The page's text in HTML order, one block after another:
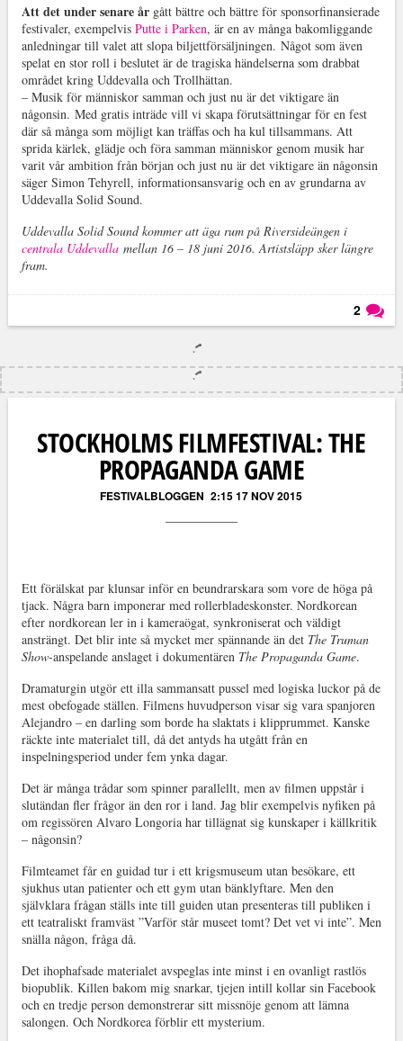
Att det under senare år gått bättre och bättre för sponsorfinansierade
festivaler, exempelvis Putte i Parken, är en av många bakomliggande
anledningar till valet att slopa biljettförsäljningen. Något som även
spelat en stor roll i beslutet är de tragiska händelserna som drabbat
området kring Uddevalla och Trollhättan.
– Musik för människor samman och just nu är det viktigare än
någonsin. Med gratis inträde vill vi skapa förutsättningar för en fest
där så många som möjligt kan träffas och ha kul tillsammans. Att
sprida kärlek, glädje och föra samman människor genom musik har
varit vår ambition från början och just nu är det viktigare än någonsin
säger Simon Tehyrell, informationsansvarig och en av grundarna av
Uddevalla Solid Sound.
Uddevalla Solid Sound kommer att äga rum på Riversideängen i
centrala Uddevallamellan 16 – 18 juni 2016. Artistsläpp sker längre
fram.
2
STOCKHOLMS FILMFESTIVAL: THE
PROPAGANDA GAME
FESTIVALBLOGGEN 2:15 17 NOV 2015
Ett förälskat par klunsar inför en beundrarskara som vore de höga på
tjack. Några barn imponerar med rollerbladeskonster. Nordkorean
efter nordkorean ler in i kameraögat, synkroniserat och väldigt
ansträngt. Det blir inte så mycket mer spännande än det The Truman
Show-anspelande anslaget i dokumentären The Propaganda Game.
Dramaturgin utgör ett illa sammansatt pussel med logiska luckor på de
mest obefogade ställen. Filmens huvudperson visar sig vara spanjoren
Alejandro – en darling som borde ha slaktats i klipprummet. Kanske
räckte inte materialet till, då det antyds ha utgått från en
inspelningsperiod under fem ynka dagar.
Det är många trådar som spinner parallellt, men av filmen uppstår i
slutändan fler frågor än den ror i land. Jag blir exempelvis nyfiken på
om regissören Alvaro Longoria har tillägnat sig kunskaper i källkritik
– någonsin?
Filmteamet får en guidad tur i ett krigsmuseum utan besökare, ett
sjukhus utan patienter och ett gym utan bänklyftare. Men den
självklara frågan ställs inte till guiden utan presenteras till publiken i
ett teatraliskt framväst ”Varför står museet tomt? Det vet vi inte”. Men
snälla någon, fråga då.
Det ihophafsade materialet avspeglas inte minst i en ovanligt rastlös
biopublik. Killen bakom mig snarkar, tjejen intill kollar sin Facebook
och en tredje person demonstrerar sitt missnöje genom att lämna
salongen. Och Nordkorea förblir ett mysterium.